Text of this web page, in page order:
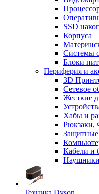
SSD
Корпуса
Системы
Блоки
Периферия и
3D
Сетевое
Жесткие
Хабы и
Рюкзаки,
Защитные
Кабели и
Техника Dyson